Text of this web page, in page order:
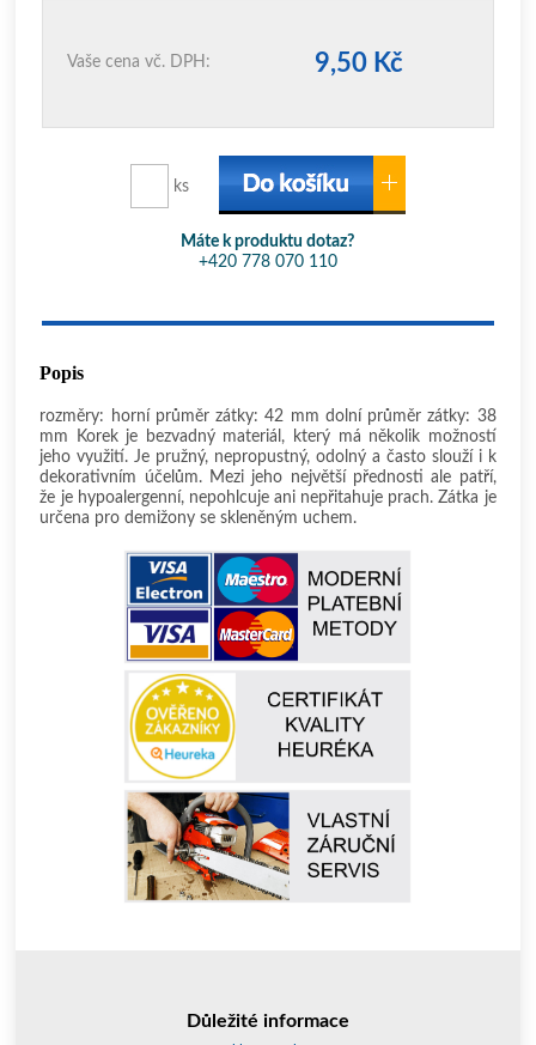
Vaše cena vč. DPH: 9,50 Kč
ks
Máte k produktu dotaz?
+420 778 070 110
Popis
rozměry: horní průměr zátky: 42 mm dolní průměr zátky: 38
mm Korek je bezvadný materiál, který má několik možností
jeho využití. Je pružný, nepropustný, odolný a často slouží i k
dekorativním účelům. Mezi jeho největší přednosti ale patří,
že je hypoalergenní, nepohlcuje ani nepřitahuje prach. Zátka je
určena pro demižony se skleněným uchem.
Důležité informace